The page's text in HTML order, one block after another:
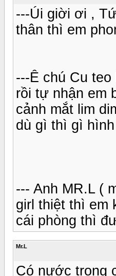
---Úi giời ơi ,
thân thì em
---Ê chú Cu
rồi tự nhận em
cảnh mắt lim
dù gì thì gì
--- Anh MR.L (
girl thiệt thì em
cái phòng thì
Mr.L
Có nước trong